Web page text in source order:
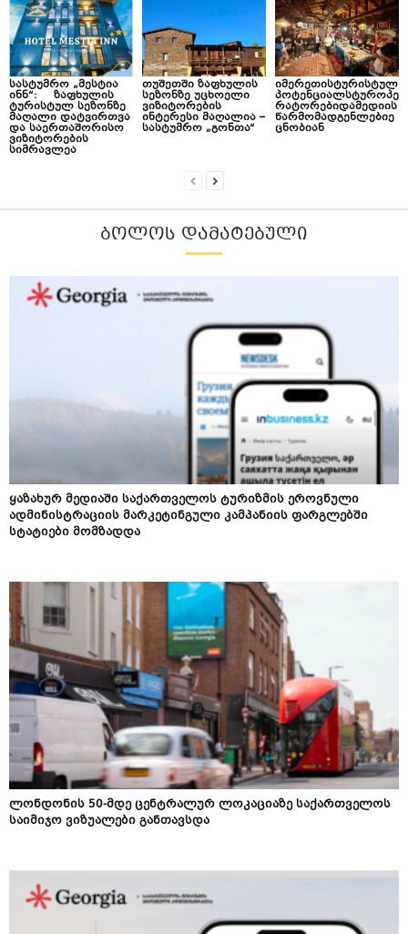
სასტუმრო „მესტია
ინნ“: ზაფხულის
ტურისტულ სეზონზე
მაღალი დატვირთვა
და საერთაშორისო
ვიზიტორების
სიმრავლეა
თუშეთში ზაფხულის
სეზონზე უცხოელი
ვიზიტორების
ინტერესი მაღალია –
სასტუმრო „გონთა“
იმერეთისტურისტულ
პოტენციალსტუროპე
რატორებიდამედიის
წარმომადგენლებიე
ცნობიან
ᲑᲝᲚᲝᲡ ᲓᲐᲛᲐᲢᲔᲑᲣᲚᲘ
ყაზახურ მედიაში საქართველოს ტურიზმის ეროვნული
ადმინისტრაციის მარკეტინგული კამპანიის ფარგლებში
სტატიები მომზადდა
ლონდონის 50-მდე ცენტრალურ ლოკაციაზე საქართველოს
საიმიჯო ვიზუალები განთავსდა